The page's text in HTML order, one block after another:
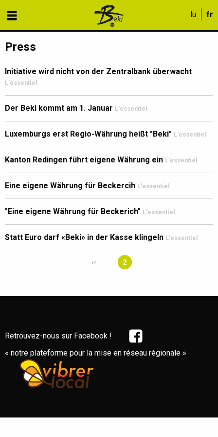
Press
Initiative wird nicht von der Zentralbank überwacht
L'essentiel
Der Beki kommt am 1. Januar L'essentiel
Luxemburgs erst Regio-Währung heißt "Beki" L'essentiel
Kanton Redingen führt eigene Währung ein L'essentiel
Eine eigene Währung für Beckercih L'essentiel
"Eine eigene Währung für Beckerich" L'essentiel
Statt Euro darf «Beki» in der Kasse klingeln L'essentiel
‹‹ 2
Retrouvez-nous sur Facebook !
« notre plateforme pour la mise en réseau régionale »